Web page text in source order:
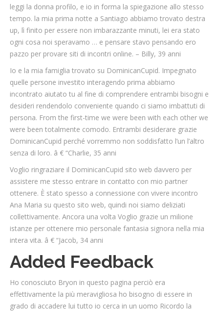
leggi la donna profilo, e io in forma la spiegazione allo stesso
tempo. la mia prima notte a Santiago abbiamo trovato destra
up, lì finito per essere non imbarazzante minuti, lei era stato
ogni cosa noi speravamo … e pensare stavo pensando ero
pazzo per provare siti di incontri online. – Billy, 39 anni
Io e la mia famiglia trovato su DominicanCupid. Impegnato
quelle persone investito interagendo prima abbiamo
incontrato aiutato tu al fine di comprendere entrambi bisogni e
desideri rendendolo conveniente quando ci siamo imbattuti di
persona. From the first-time we were been with each other we
were been totalmente comodo. Entrambi desiderare grazie
DominicanCupid perché vorremmo non soddisfatto l’un l’altro
senza di loro. â € “Charlie, 35 anni
Voglio ringraziare il DominicanCupid sito web davvero per
assistere me stesso entrare in contatto con mio partner
ottenere. È stato spesso a connessione con vivere incontro
Ana Maria su questo sito web, quindi noi siamo deliziati
collettivamente. Ancora una volta Voglio grazie un milione
istanze per ottenere mio personale fantasia signora nella mia
intera vita. â € “Jacob, 34 anni
Added Feedback
Ho conosciuto Bryon in questo pagina perciò era
effettivamente la più meravigliosa ho bisogno di essere in
grado di accadere lui tutto io cerca in un uomo Ricordo la